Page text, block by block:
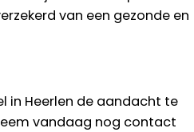
van een gezonde en
in Heerlen de aandacht te
vandaag nog contact